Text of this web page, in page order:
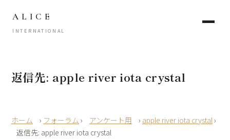
ALICE
INTERNATIONAL
返信先: apple river iota crystal
› フォーラム › アンケート用 › apple river iota crystal›
返信先: apple river iota crystal